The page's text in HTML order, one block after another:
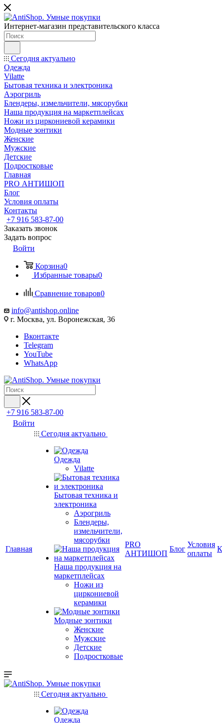
Интернет-магазин представительского класса
Сегодня актуально
Одежда
Vilatte
Бытовая техника и электроника
Аэрогриль
Блендеры, измельчители, мясорубки
Наша продукция на маркетплейсах
Ножи из циркониевой керамики
Модные зонтики
Женские
Мужские
Детские
Подростковые
Главная
PRO АНТИШОП
Блог
Условия оплаты
Контакты
+7 916 583-87-00
Заказать звонок
Задать вопрос
Войти
Корзина0
Избранные товары0
Сравнение товаров0
info@antishop.online
г. Москва, ул. Воронежская, 36
Вконтакте
Telegram
YouTube
WhatsApp
+7 916 583-87-00
Войти
Главная
Сегодня актуально
Одежда
Vilatte
Бытовая техника и
электроника
Аэрогриль
Блендеры,
измельчители,
мясорубки
Наша продукция на
маркетплейсах
Ножи из
циркониевой
керамики
Модные зонтики
Женские
Мужские
Детские
Подростковые
PRO
АНТИШОП
Блог
Условия
оплаты
Сегодня актуально
Одежда